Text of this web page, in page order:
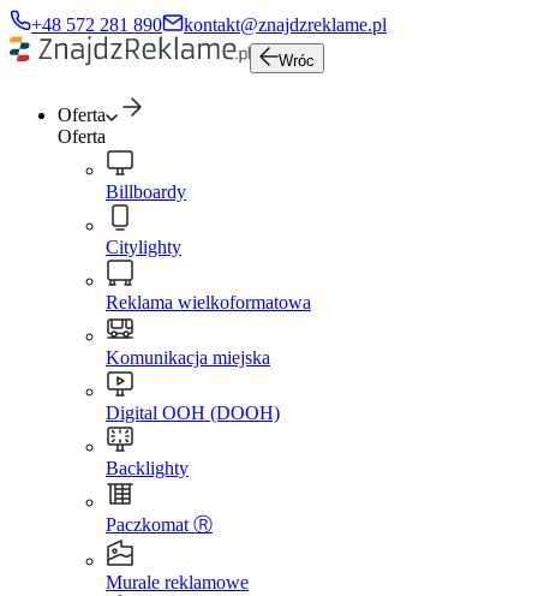
+48 572 281 890 kontakt@znajdzreklame.pl
Wróc
Oferta
Oferta
Billboardy
Citylighty
Reklama wielkoformatowa
Komunikacja miejska
Digital OOH (DOOH)
Backlighty
Paczkomat Ⓡ
Murale reklamowe